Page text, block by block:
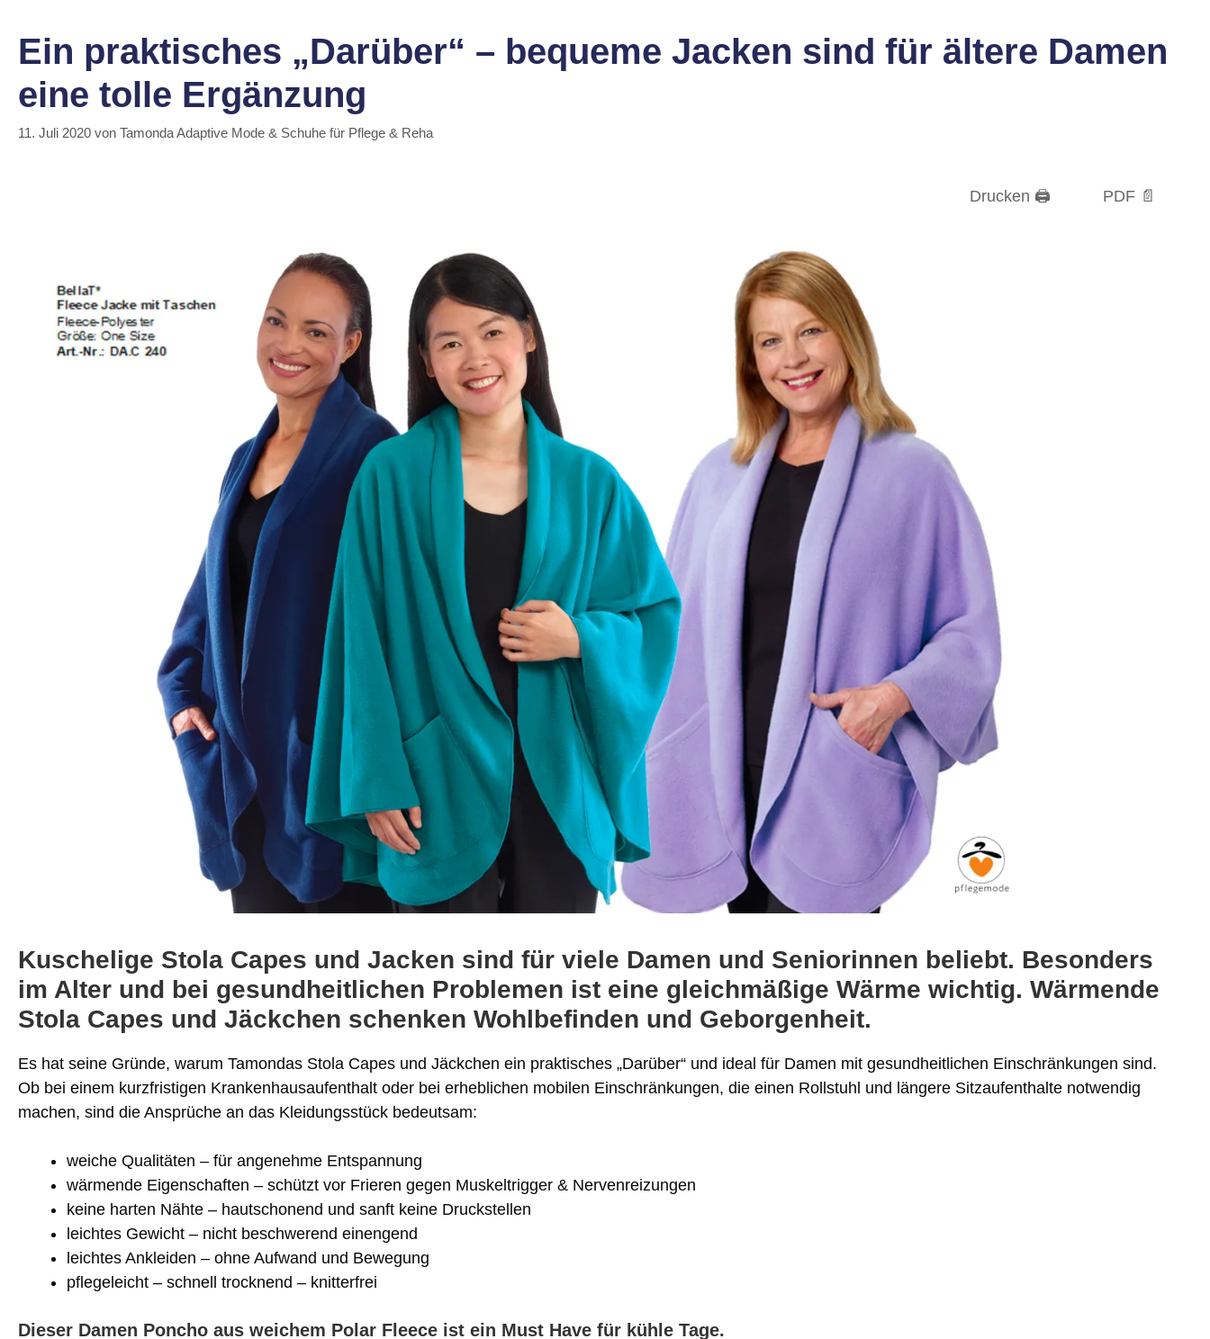
Ein praktisches „Darüber“ – bequeme Jacken sind für ältere Damen
eine tolle Ergänzung
11. Juli 2020 von Tamonda Adaptive Mode & Schuhe für Pflege & Reha
Drucken 🖨 PDF 📄
Kuschelige Stola Capes und Jacken sind für viele Damen und Seniorinnen beliebt. Besonders
im Alter und bei gesundheitlichen Problemen ist eine gleichmäßige Wärme wichtig. Wärmende
Stola Capes und Jäckchen schenken Wohlbefinden und Geborgenheit.
Es hat seine Gründe, warum Tamondas Stola Capes und Jäckchen ein praktisches „Darüber“ und ideal für Damen mit gesundheitlichen Einschränkungen sind.
Ob bei einem kurzfristigen Krankenhausaufenthalt oder bei erheblichen mobilen Einschränkungen, die einen Rollstuhl und längere Sitzaufenthalte notwendig
machen, sind die Ansprüche an das Kleidungsstück bedeutsam:
weiche Qualitäten – für angenehme Entspannung
wärmende Eigenschaften – schützt vor Frieren gegen Muskeltrigger & Nervenreizungen
keine harten Nähte – hautschonend und sanft keine Druckstellen
leichtes Gewicht – nicht beschwerend einengend
leichtes Ankleiden – ohne Aufwand und Bewegung
pflegeleicht – schnell trocknend – knitterfrei
Dieser Damen Poncho aus weichem Polar Fleece ist ein Must Have für kühle Tage.